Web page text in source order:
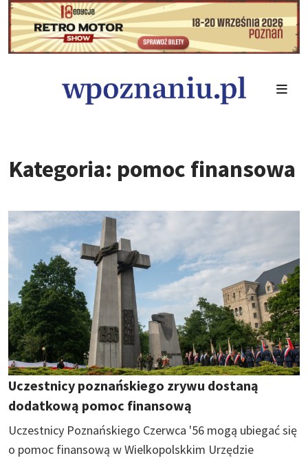
Kategoria: pomoc finansowa
Uczestnicy poznańskiego zrywu dostaną
dodatkową pomoc finansową
Uczestnicy Poznańskiego Czerwca '56 mogą ubiegać się
o pomoc finansową w Wielkopolskkim Urzędzie